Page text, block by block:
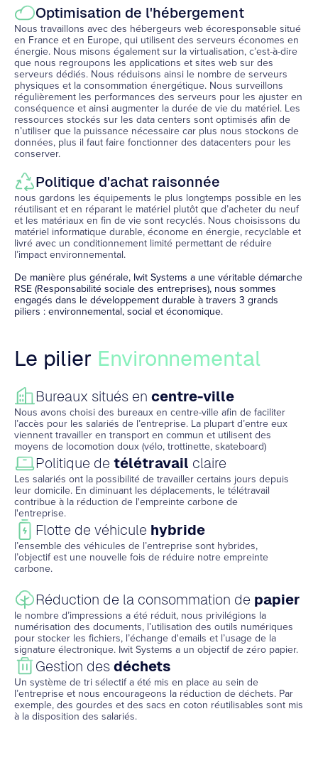
Optimisation de l'hébergement
Nous travaillons avec des hébergeurs web écoresponsable situé
en France et en Europe, qui utilisent des serveurs économes en
énergie. Nous misons également sur la virtualisation, c’est-à-dire
que nous regroupons les applications et sites web sur des
serveurs dédiés. Nous réduisons ainsi le nombre de serveurs
physiques et la consommation énergétique. Nous surveillons
régulièrement les performances des serveurs pour les ajuster en
conséquence et ainsi augmenter la durée de vie du matériel. Les
ressources stockés sur les data centers sont optimisés afin de
n’utiliser que la puissance nécessaire car plus nous stockons de
données, plus il faut faire fonctionner des datacenters pour les
conserver.
Politique d'achat raisonnée
nous gardons les équipements le plus longtemps possible en les
réutilisant et en réparant le matériel plutôt que d’acheter du neuf
et les matériaux en fin de vie sont recyclés. Nous choisissons du
matériel informatique durable, économe en énergie, recyclable et
livré avec un conditionnement limité permettant de réduire
l’impact environnemental.
De manière plus générale, Iwit Systems a une véritable démarche
RSE (Responsabilité sociale des entreprises), nous sommes
engagés dans le développement durable à travers 3 grands
piliers : environnemental, social et économique.
Le pilier Environnemental
Bureaux situés en centre-ville
Nous avons choisi des bureaux en centre-ville afin de faciliter
l’accès pour les salariés de l’entreprise. La plupart d’entre eux
viennent travailler en transport en commun et utilisent des
moyens de locomotion doux (vélo, trottinette, skateboard)
Politique de télétravail claire
Les salariés ont la possibilité de travailler certains jours depuis
leur domicile. En diminuant les déplacements, le télétravail
contribue à la réduction de l'empreinte carbone de
l'entreprise.
Flotte de véhicule hybride
l’ensemble des véhicules de l’entreprise sont hybrides,
l’objectif est une nouvelle fois de réduire notre empreinte
carbone.
Réduction de la consommation de papier
le nombre d’impressions a été réduit, nous privilégions la
numérisation des documents, l’utilisation des outils numériques
pour stocker les fichiers, l’échange d'emails et l’usage de la
signature électronique. Iwit Systems a un objectif de zéro papier.
Gestion des déchets
Un système de tri sélectif a été mis en place au sein de
l’entreprise et nous encourageons la réduction de déchets. Par
exemple, des gourdes et des sacs en coton réutilisables sont mis
à la disposition des salariés.